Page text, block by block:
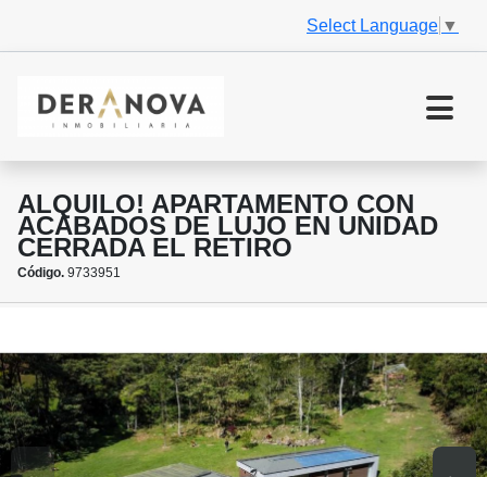
Select Language ▼
ALQUILO! APARTAMENTO CON
ACABADOS DE LUJO EN UNIDAD
CERRADA EL RETIRO
Código. 9733951